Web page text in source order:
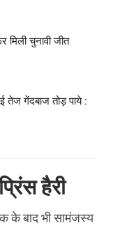
मिली चुनावी जीत
तेज गेंदबाज तोड़ पाये :
हैरी
के बाद भी सामंजस्य